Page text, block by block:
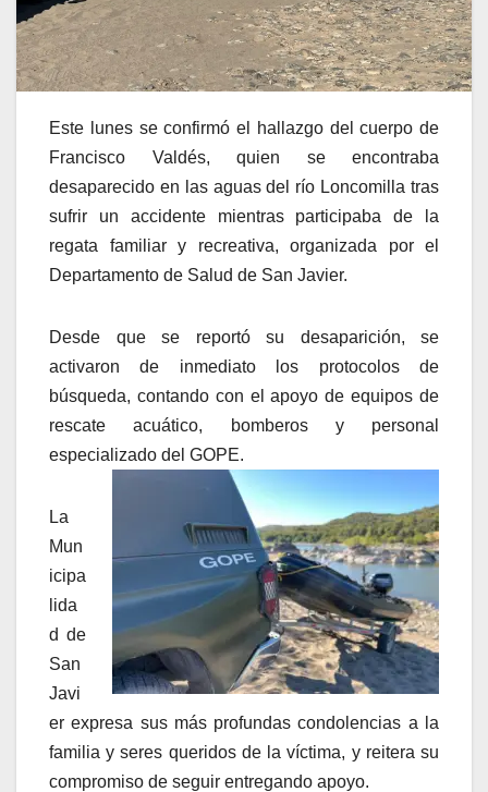
Este lunes se confirmó el hallazgo del cuerpo de
Francisco Valdés, quien se encontraba
desaparecido en las aguas del río Loncomilla tras
sufrir un accidente mientras participaba de la
regata familiar y recreativa, organizada por el
Departamento de Salud de San Javier.
Desde que se reportó su desaparición, se
activaron de inmediato los protocolos de
búsqueda, contando con el apoyo de equipos de
rescate acuático, bomberos y personal
especializado del GOPE.
La
Mun
icipa
lida
d de
San
Javi
er expresa sus más profundas condolencias a la
familia y seres queridos de la víctima, y reitera su
compromiso de seguir entregando apoyo.